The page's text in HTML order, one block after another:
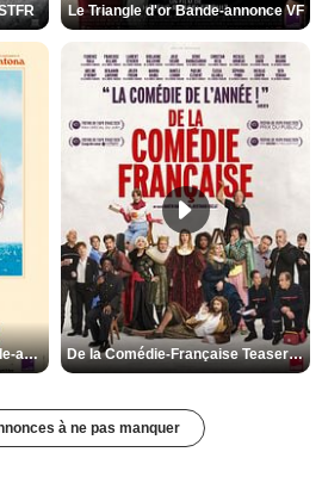
Le Triangle d'or Bande-annonce VF
Les Matins merveilleux Bande-annonce VF De la Comédie-Française Teaser VF
à ne pas manquer